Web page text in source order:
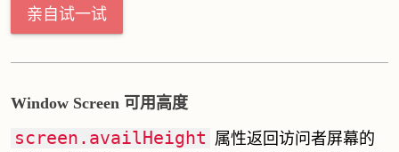
亲自试一试
Window Screen 可用高度
screen.availHeight 属性返回访问者屏幕的